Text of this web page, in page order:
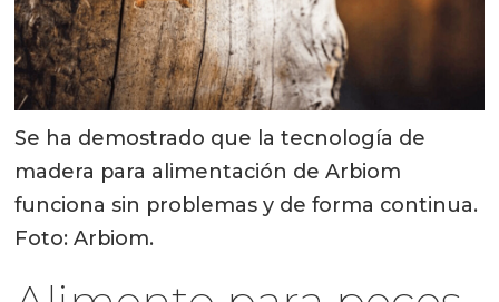
Se ha demostrado que la tecnología de
madera para alimentación de Arbiom
funciona sin problemas y de forma continua.
Foto: Arbiom.